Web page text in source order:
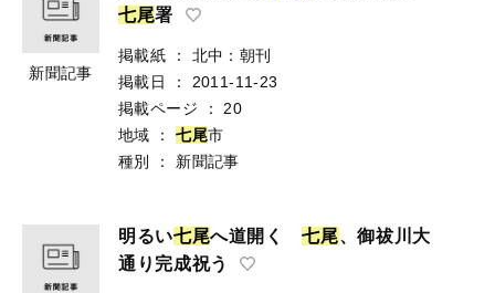
新聞記事
七尾署
掲載紙 ：
北中：朝刊
掲載日
：
2011-11-23
掲載ページ
：
20
地域
： 七尾市
種別
： 新聞記事
明るい七尾へ道開く七尾、御祓川大
通り完成祝う